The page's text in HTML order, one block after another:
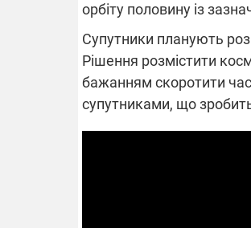
орбіту половину із
Супутники планують
Рішення розмістити
бажанням скоротити
супутниками, що